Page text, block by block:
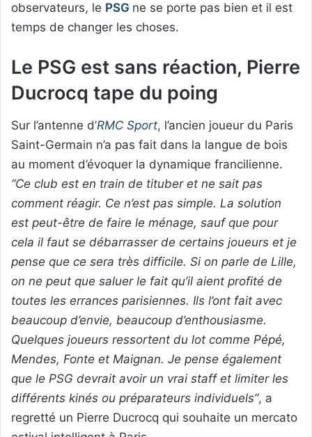
observateurs, le PSG ne se porte pas bien et il est
temps de changer les choses.
Le PSG est sans réaction, Pierre
Ducrocq tape du poing
Sur l’antenne d’RMC Sport, l’ancien joueur du Paris
Saint-Germain n’a pas fait dans la langue de bois
au moment d’évoquer la dynamique francilienne.
“Ce club est en train de tituber et ne sait pas
comment réagir. Ce n’est pas simple. La solution
est peut-être de faire le ménage, sauf que pour
cela il faut se débarrasser de certains joueurs et je
pense que ce sera très difficile. Si on parle de Lille,
on ne peut que saluer le fait qu’il aient profité de
toutes les errances parisiennes. Ils l’ont fait avec
beaucoup d’envie, beaucoup d’enthousiasme.
Quelques joueurs ressortent du lot comme Pépé,
Mendes, Fonte et Maignan. Je pense également
que le PSG devrait avoir un vrai staff et limiter les
différents kinés ou préparateurs individuels”, a
regretté un Pierre Ducrocq qui souhaite un mercato